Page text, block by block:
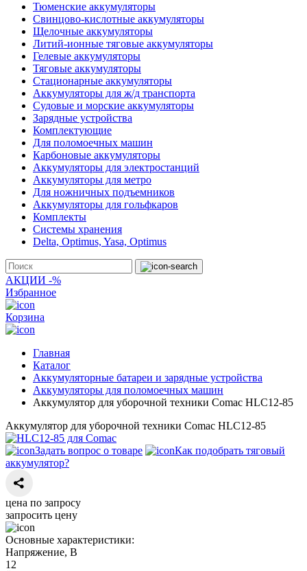
Тюменские аккумуляторы
Свинцово-кислотные аккумуляторы
Щелочные аккумуляторы
Литий-ионные тяговые аккумуляторы
Гелевые аккумуляторы
Тяговые аккумуляторы
Стационарные аккумуляторы
Аккумуляторы для ж/д транспорта
Судовые и морские аккумуляторы
Зарядные устройства
Комплектующие
Для поломоечных машин
Карбоновые аккумуляторы
Аккумуляторы для электростанций
Аккумуляторы для метро
Для ножничных подъемников
Аккумуляторы для гольфкаров
Комплекты
Системы хранения
Delta, Optimus, Yasa, Optimus
АКЦИИ -%
Избранное
Корзина
Главная
Каталог
Аккумуляторные батареи и зарядные устройства
Аккумуляторы для поломоечных машин
Аккумулятор для уборочной техники Comac HLC12-85
Аккумулятор для уборочной техники Comac HLC12-85
Задать вопрос о товаре
Как подобрать тяговый
аккумулятор?
цена по запросу
запросить цену
Основные характеристики:
Напряжение, В
12